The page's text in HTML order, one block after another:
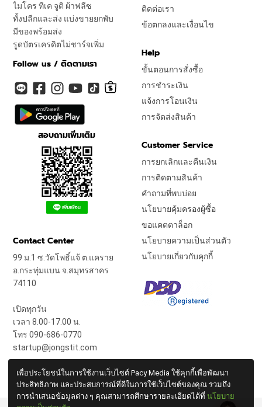
ไมโคร ทีเค จูติ ผ้าฟลีซ
ทั้งปลีกและส่ง แบ่งขายยกพับ
มีของพร้อมส่ง
รูดบัตรเครดิตไม่ชาร์จเพิ่ม
Follow us / ติดตามเรา
สอบถามเพิ่มเติม
ติดต่อเรา
ข้อตกลงและเงื่อนไข
Help
ขั้นตอนการสั่งซื้อ
การชำระเงิน
แจ้งการโอนเงิน
การจัดส่งสินค้า
Customer Service
การยกเลิกและคืนเงิน
การติดตามสินค้า
คำถามที่พบบ่อย
นโยบายคุ้มครองผู้ซื้อ
ขอแคตตาล็อก
นโยบายความเป็นส่วนตัว
นโยบายเกี่ยวกับคุกกี้
Contact Center
99 ม.1 ซ.วัดโพธิ์แจ้ ต.แคราย
อ.กระทุ่มแบน จ.สมุทรสาคร
74110
เปิดทุกวัน
เวลา 8.00-17.00 น.
โทร 090-686-0770
startup@jongstit.com
เพื่อประโยชน์ในการใช้งานเว็บไซต์ Pacy Media ใช้คุกกี้เพื่อพัฒนา
ประสิทธิภาพ และประสบการณ์ที่ดีในการใช้เว็บไซต์ของคุณ รวมถึง
การนำเสนอข้อมูลต่าง ๆ คุณสามารถศึกษารายละเอียดได้ที่ นโยบาย